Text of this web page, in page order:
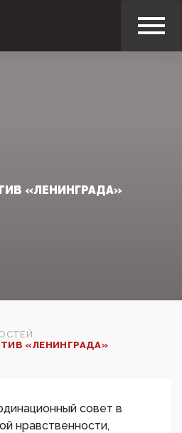
«ЛЕНИНГРАДА»
«ЛЕНИНГРАДА»
совет в
нравственности,